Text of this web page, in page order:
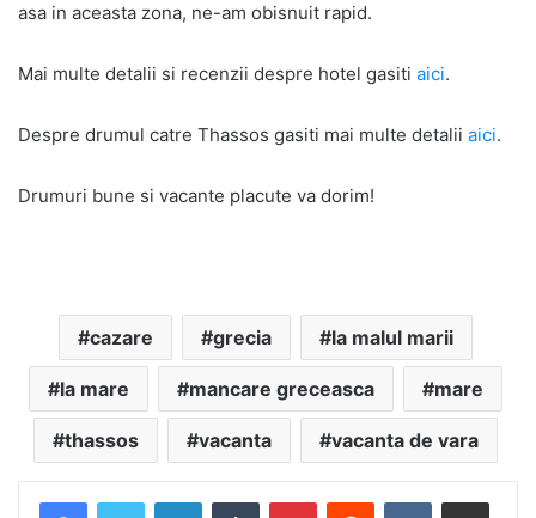
asa in aceasta zona, ne-am obisnuit rapid.
Mai multe detalii si recenzii despre hotel gasiti aici.
Despre drumul catre Thassos gasiti mai multe detalii aici.
Drumuri bune si vacante placute va dorim!
cazare grecia la malul marii
la mare mancare greceasca mare
thassos vacanta vacanta de vara